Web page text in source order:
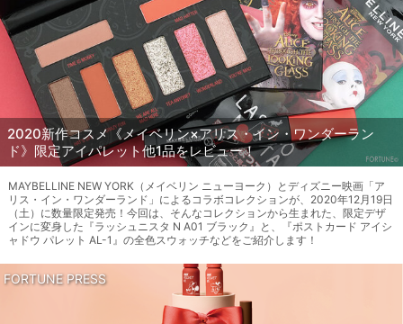
2020新作コスメ《メイベリン×アリス・イン・ワンダーラン
ド》限定アイパレット他1品をレビュー！
MAYBELLINE NEW YORK（メイベリン ニューヨーク）とディズニー映画「ア
リス・イン・ワンダーランド」によるコラボコレクションが、2020年12月19日
（土）に数量限定発売！今回は、そんなコレクションから生まれた、限定デザ
インに変身した『ラッシュニスタ N A01 ブラック』と、『ポストカード アイシ
ャドウ パレット AL-1』の全色スウォッチなどをご紹介します！
FORTUNE PRESS